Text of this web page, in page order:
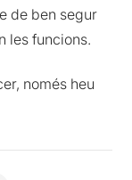
de ben segur
les funcions.
només heu